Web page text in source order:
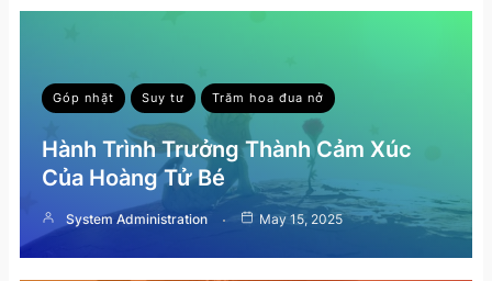
Góp nhặt Suy tư Trăm hoa đua nở
Hành Trình Trưởng Thành Cảm Xúc
Của Hoàng Tử Bé
System Administration May 15, 2025